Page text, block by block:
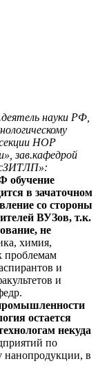
науки РФ,
НОР
зав.кафедрой
обучение
в зачаточном
со стороны
ВУЗов, т.к.
не
химия,
проблемам
и
и
остается
некуда
по
нанопродукции, в